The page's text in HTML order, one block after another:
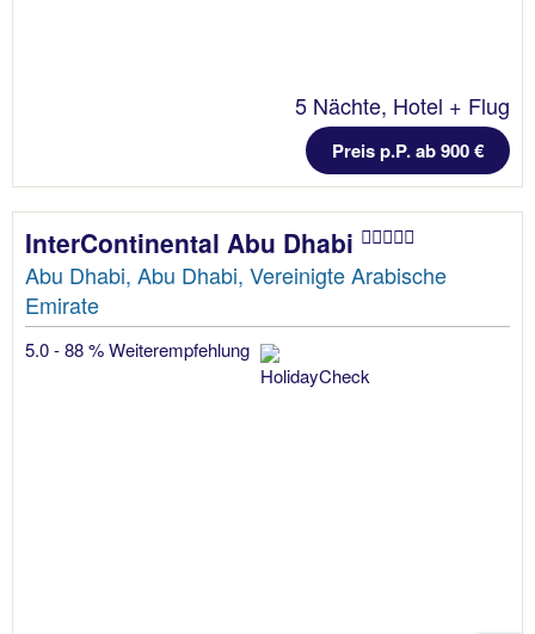
5 Nächte, Hotel + Flug
Preis p.P. ab 900 €
InterContinental Abu Dhabi
Abu Dhabi, Abu Dhabi, Vereinigte Arabische
Emirate
5.0 - 88 % Weiterempfehlung